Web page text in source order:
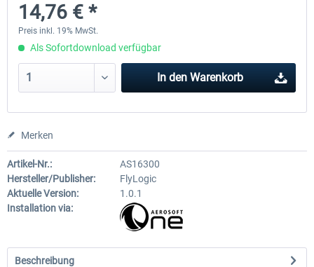
24,95 € *
14,76 € *
Preis inkl. 19% MwSt.
Als Sofortdownload verfügbar
In den Warenkorb
Merken
Artikel-Nr.:
AS16300
Hersteller/Publisher:
FlyLogic
Aktuelle Version:
1.0.1
Installation via:
Beschreibung